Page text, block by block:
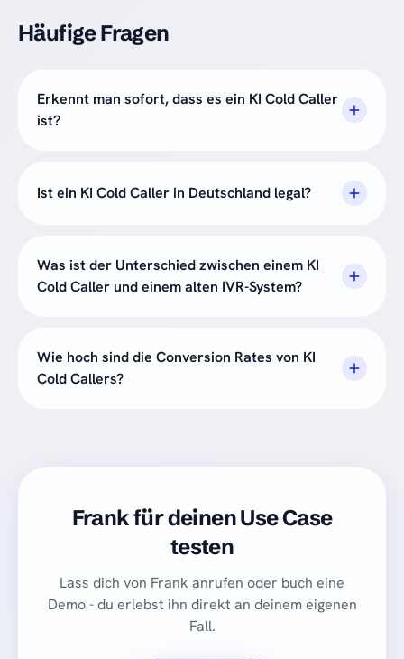
Häufige Fragen
Erkennt man sofort, dass es ein KI Cold Caller
ist?
Ist ein KI Cold Caller in Deutschland legal?
Was ist der Unterschied zwischen einem KI
Cold Caller und einem alten IVR-System?
Wie hoch sind die Conversion Rates von KI
Cold Callers?
Frank für deinen Use Case
testen
Lass dich von Frank anrufen oder buch eine
Demo - du erlebst ihn direkt an deinem eigenen
Fall.